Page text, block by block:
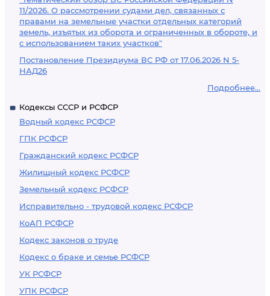
11/2026. О рассмотрении судами дел, связанных с
правами на земельные участки отдельных категорий
земель, изъятых из оборота и ограниченных в обороте, и
с использованием таких участков"
Постановление Президиума ВС РФ от 17.06.2026 N 5-
НАД26
Подробнее...
Кодексы СССР и РСФСР
Водный кодекс РСФСР
ГПК РСФСР
Гражданский кодекс РСФСР
Жилищный кодекс РСФСР
Земельный кодекс РСФСР
Исправительно - трудовой кодекс РСФСР
КоАП РСФСР
Кодекс законов о труде
Кодекс о браке и семье РСФСР
УК РСФСР
УПК РСФСР